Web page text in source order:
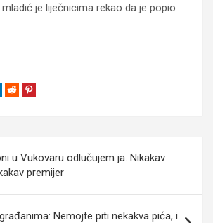
je liječnicima rekao da je popio
u Vukovaru odlučujem ja. Nikakav
premijer
Nemojte piti nekakva pića, i